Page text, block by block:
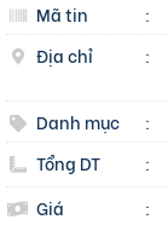
Mã tin :
Địa chỉ
:
Danh mục
:
Tổng DT
:
Giá :